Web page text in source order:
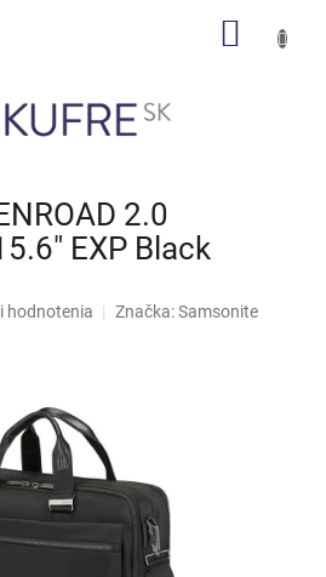
2.0
EXP Black
hodnotenia Značka:Samsonite